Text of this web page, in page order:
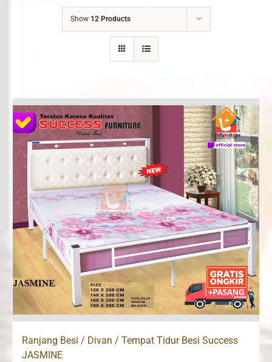
Show 12 Products
Ranjang Besi / Divan / Tempat Tidur Besi Success
JASMINE